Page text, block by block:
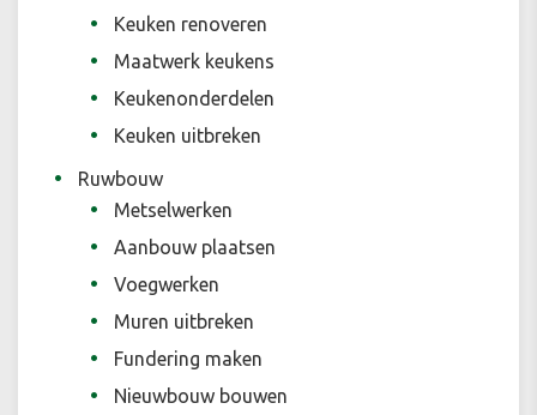
Keuken renoveren
Maatwerk keukens
Keukenonderdelen
Keuken uitbreken
Ruwbouw
Metselwerken
Aanbouw plaatsen
Voegwerken
Muren uitbreken
Fundering maken
Nieuwbouw bouwen